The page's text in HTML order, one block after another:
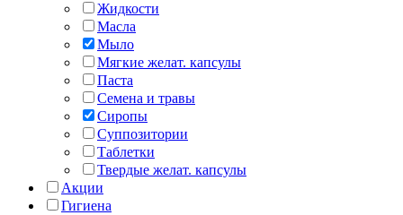
Жидкости
Масла
Мыло
Мягкие желат. капсулы
Паста
Семена и травы
Сиропы
Суппозитории
Таблетки
Твердые желат. капсулы
Акции
Гигиена